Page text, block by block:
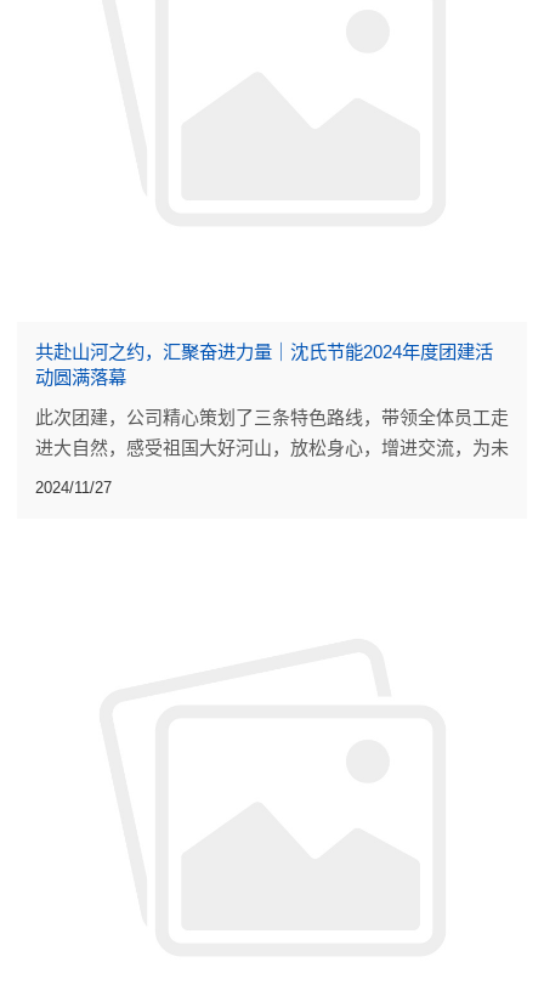
共赴山河之约，汇聚奋进力量｜沈氏节能2024年度团建活
动圆满落幕
此次团建，公司精心策划了三条特色路线，带领全体员工走
进大自然，感受祖国大好河山，放松身心，增进交流，为未
来发展积蓄力量。
2024/11/27